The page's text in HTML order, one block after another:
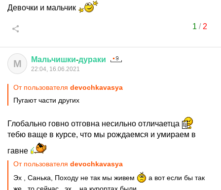
Девочки и мальчик
1 / 2
М Мальчишки-дураки
22:04, 16.06.2021
От пользователя devochkavasya
Пугают части других
Глобально говно отговна несильно отличаетца
тебю ваще в курсе, что мы рождаемся и умираем в
гавне
От пользователя devochkavasya
Эх , Санька, Походу не так мы живем
а вот если бы так